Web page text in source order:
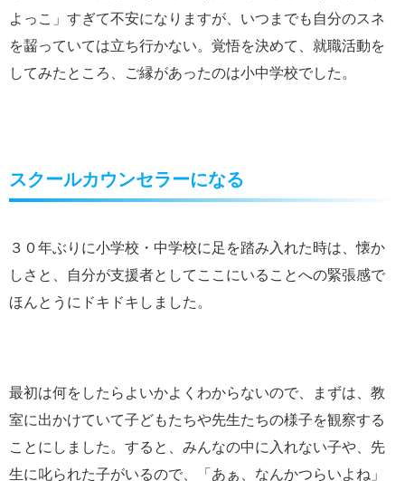
よっこ」すぎて不安になりますが、いつまでも自分のスネ
を齧っていては立ち行かない。覚悟を決めて、就職活動を
してみたところ、ご縁があったのは小中学校でした。
スクールカウンセラーになる
３０年ぶりに小学校・中学校に足を踏み入れた時は、懐か
しさと、自分が支援者としてここにいることへの緊張感で
ほんとうにドキドキしました。
最初は何をしたらよいかよくわからないので、まずは、教
室に出かけていて子どもたちや先生たちの様子を観察する
ことにしました。すると、みんなの中に入れない子や、先
生に叱られた子がいるので、「あぁ、なんかつらいよね」